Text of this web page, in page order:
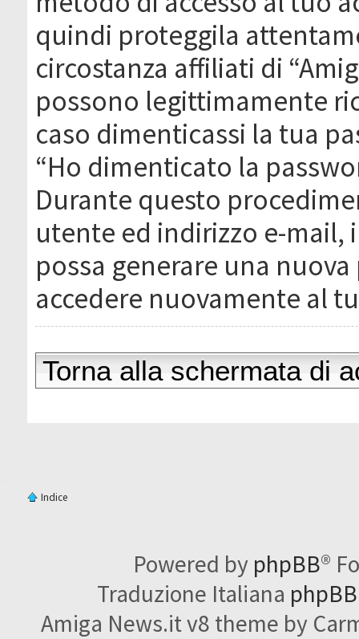
quindi proteggila
circostanza affiliati di
possono legittimamente
caso dimenticassi la tua
“Ho dimenticato la
Durante questo
utente ed indirizzo e-mail,
possa generare una
accedere nuovamente al
Torna alla schermata di
Indice
Powered by phpBB®
Traduzione Italiana
Amiga News.it v8 theme by